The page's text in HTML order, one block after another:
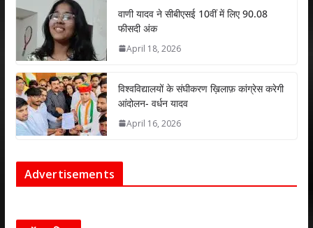
वाणी यादव ने सीबीएसई 10वीं में लिए 90.08
फीसदी अंक
April 18, 2026
विश्वविद्यालयों के संघीकरण ख़िलाफ़ कांग्रेस करेगी
आंदोलन- वर्धन यादव
April 16, 2026
Advertisements